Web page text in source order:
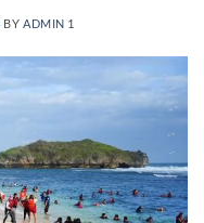
BY ADMIN 1